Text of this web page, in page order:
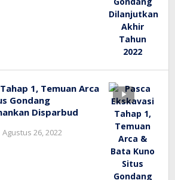
1, Temuan Arca
Gondang
Disparbud
Agustus 26, 2022